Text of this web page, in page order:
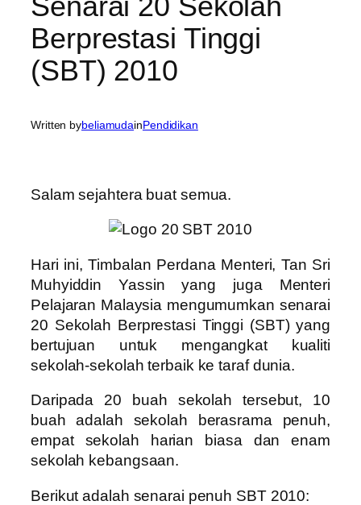
Berprestasi Tinggi
(SBT) 2010
Written bybeliamudainPendidikan
Salam sejahtera buat semua.
Hari ini, Timbalan Perdana Menteri, Tan Sri
Muhyiddin Yassin yang juga Menteri
Pelajaran Malaysia mengumumkan senarai
20 Sekolah Berprestasi Tinggi (SBT) yang
bertujuan untuk mengangkat kualiti
sekolah-sekolah terbaik ke taraf dunia.
Daripada 20 buah sekolah tersebut, 10
buah adalah sekolah berasrama penuh,
empat sekolah harian biasa dan enam
sekolah kebangsaan.
Berikut adalah senarai penuh SBT 2010: